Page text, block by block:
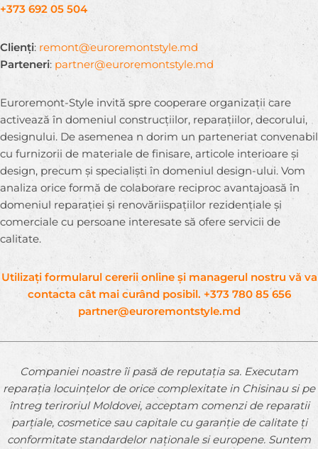
+373 692 05 504
Clienți: remont@euroremontstyle.md
Parteneri: partner@euroremontstyle.md
Euroremont-Style invită spre cooperare organizații care
activează în domeniul construcțiilor, reparațiilor, decorului,
designului. De asemenea n dorim un parteneriat convenabil
cu furnizorii de materiale de finisare, articole interioare și
design, precum și specialiști în domeniul design-ului. Vom
analiza orice formă de colaborare reciproc avantajoasă în
domeniul reparației și renovăriispațiilor rezidențiale și
comerciale cu persoane interesate să ofere servicii de
calitate.
Utilizați formularul cererii online și managerul nostru vă va
contacta cât mai curând posibil. +373 780 85 656
partner@euroremontstyle.md
Companiei noastre îi pasă de reputația sa. Executam
reparația locuințelor de orice complexitate in Chisinau si pe
întreg teriroriul Moldovei, acceptam comenzi de reparatii
parțiale, cosmetice sau capitale cu garanție de calitate ți
conformitate standardelor naționale si europene. Suntem